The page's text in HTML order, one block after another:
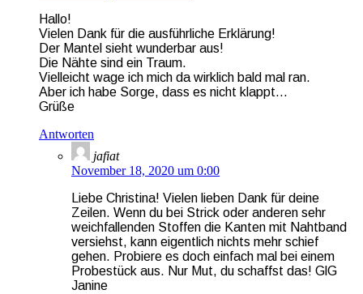
Hallo!
Vielen Dank für die ausführliche Erklärung!
Der Mantel sieht wunderbar aus!
Die Nähte sind ein Traum.
Vielleicht wage ich mich da wirklich bald mal ran.
Aber ich habe Sorge, dass es nicht klappt…
Grüße
Antworten
jafiat
November 18, 2020 um 0:00
Liebe Christina! Vielen lieben Dank für deine
Zeilen. Wenn du bei Strick oder anderen sehr
weichfallenden Stoffen die Kanten mit Nahtband
versiehst, kann eigentlich nichts mehr schief
gehen. Probiere es doch einfach mal bei einem
Probestück aus. Nur Mut, du schaffst das! GlG
Janine